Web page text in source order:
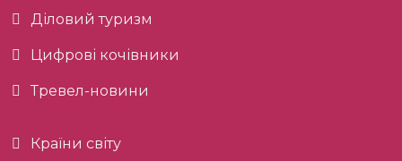
Діловий туризм
Цифрові кочівники
Тревел-новини
Країни світу